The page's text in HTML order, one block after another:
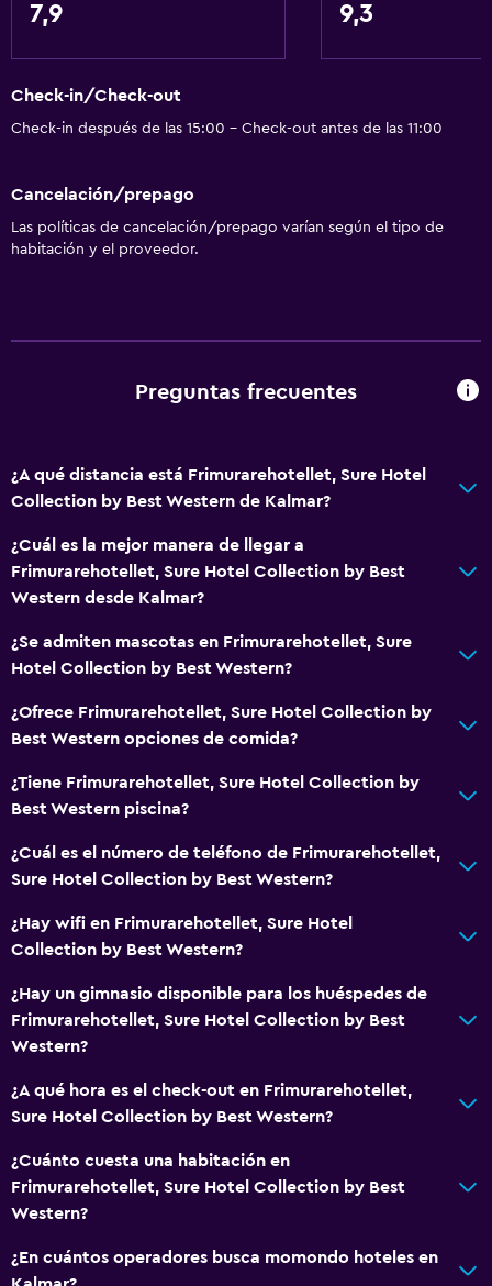
extra)
Ascensor
Comedor
Restaurante
Comidas para niños
Buffet infantil
Cuna/cama nido disponibles
Lavandería
Lavandería
Servicio de planchado
General
Espacio de almacenamiento
Salud y seguridad
Limpieza diaria
Baño
Secador de pelo
Actividades
Acceso a la playa
7,9 9,3
Check-in/Check-out
Check-in después de las 15:00 - Check-out antes de las 11:00
Cancelación/prepago
Las políticas de cancelación/prepago varían según el tipo de
habitación y el proveedor.
Preguntas frecuentes
¿A qué distancia está Frimurarehotellet, Sure Hotel
Collection by Best Western de Kalmar?
¿Cuál es la mejor manera de llegar a
Frimurarehotellet, Sure Hotel Collection by Best
Western desde Kalmar?
¿Se admiten mascotas en Frimurarehotellet, Sure
Hotel Collection by Best Western?
¿Ofrece Frimurarehotellet, Sure Hotel Collection by
Best Western opciones de comida?
¿Tiene Frimurarehotellet, Sure Hotel Collection by
Best Western piscina?
¿Cuál es el número de teléfono de Frimurarehotellet,
Sure Hotel Collection by Best Western?
¿Hay wifi en Frimurarehotellet, Sure Hotel
Collection by Best Western?
¿Hay un gimnasio disponible para los huéspedes de
Frimurarehotellet, Sure Hotel Collection by Best
Western?
¿A qué hora es el check-out en Frimurarehotellet,
Sure Hotel Collection by Best Western?
¿Cuánto cuesta una habitación en
Frimurarehotellet, Sure Hotel Collection by Best
Western?
¿En cuántos operadores busca momondo hoteles en